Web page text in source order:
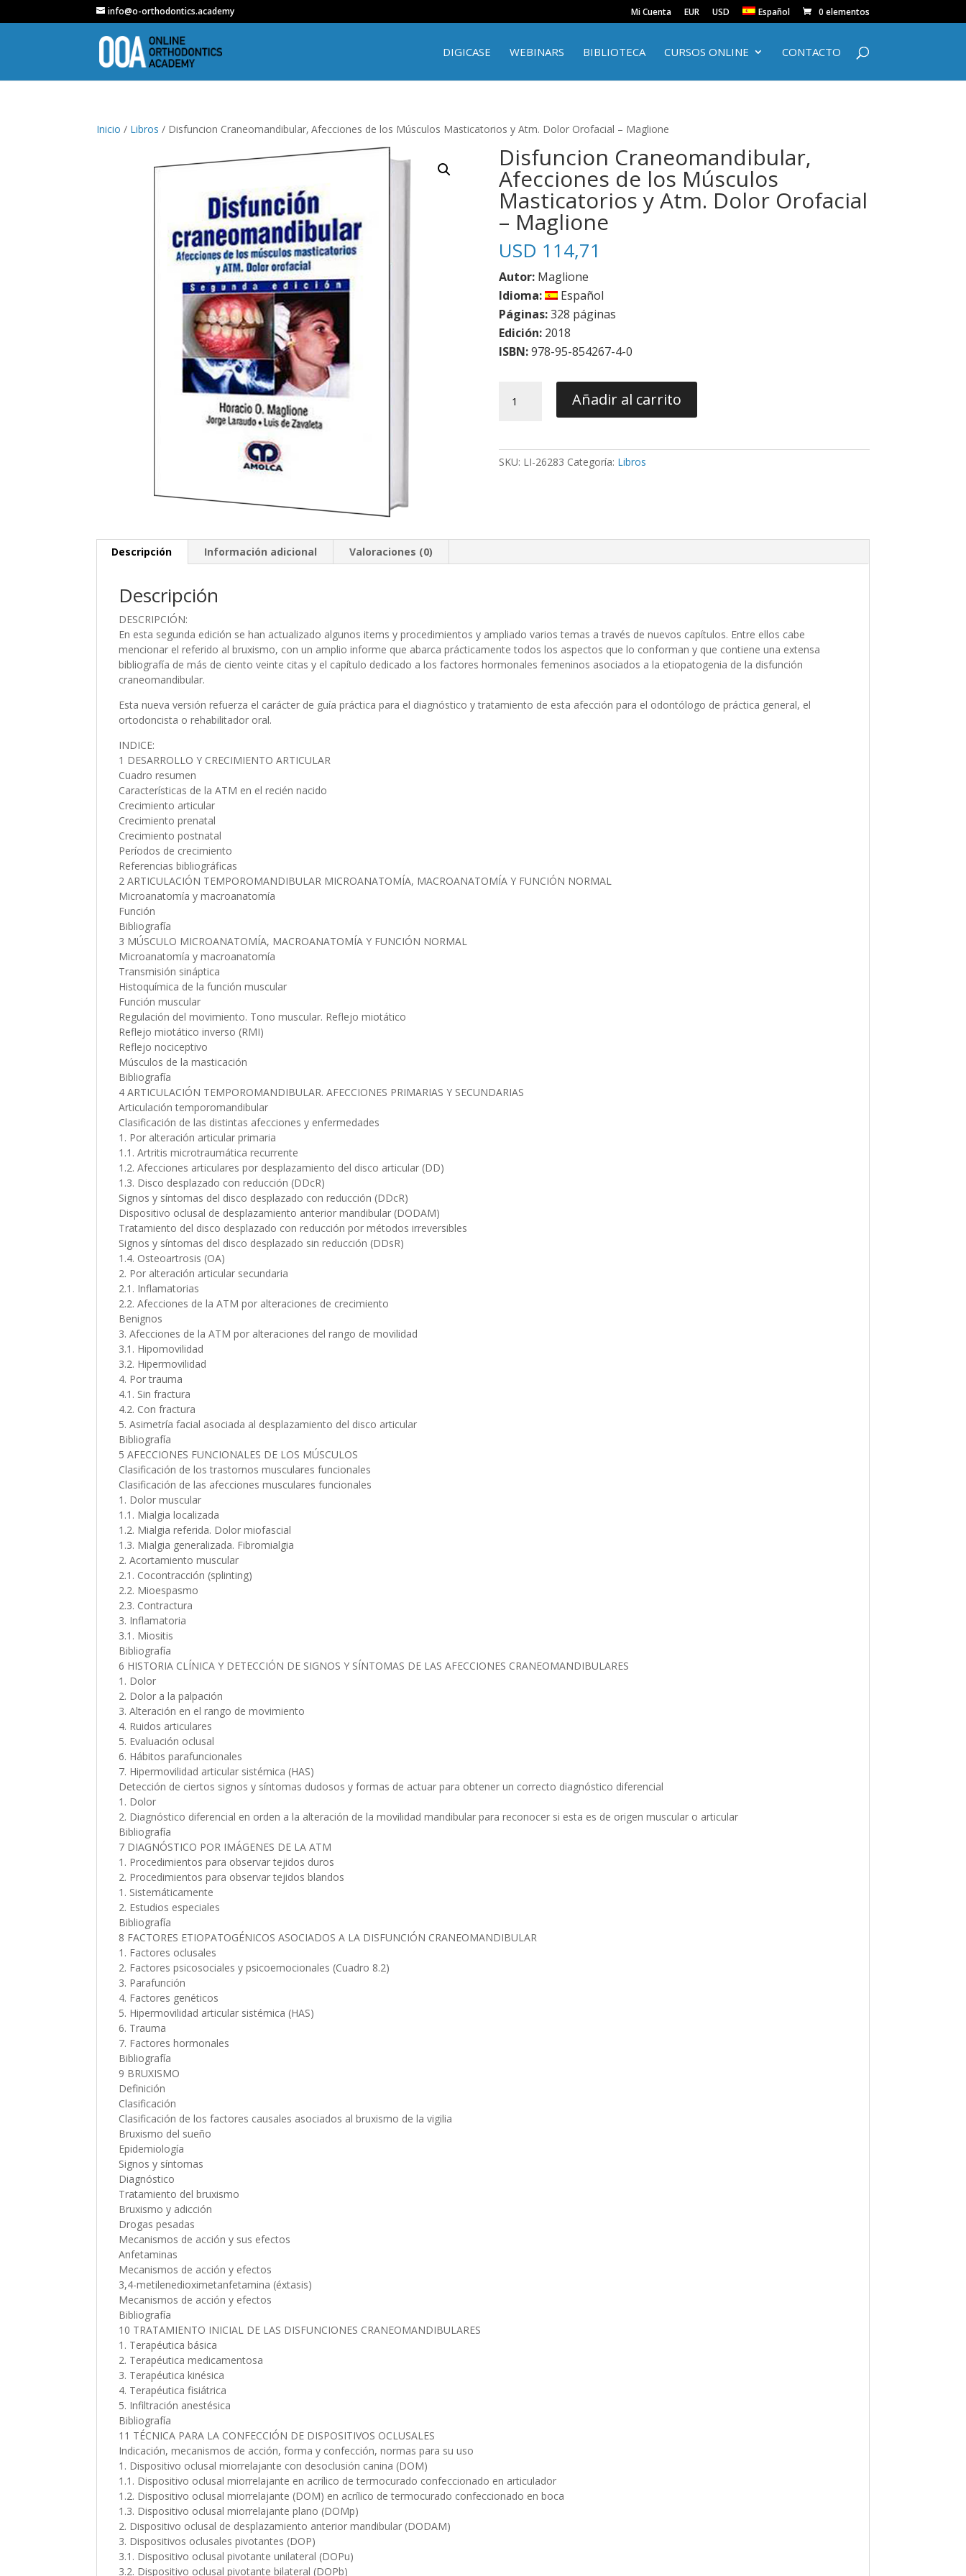
info@o-orthodontics.academy Mi Cuenta EUR USD Español 0 elementos
DIGICASE WEBINARS BIBLIOTECA CURSOS ONLINE CONTACTO
Inicio / Libros / Disfuncion Craneomandibular‚ Afecciones de los Músculos Masticatorios y Atm. Dolor Orofacial – Maglione
Disfuncion Craneomandibular‚
Afecciones de los Músculos
Masticatorios y Atm. Dolor Orofacial
– Maglione
USD 114,71
Autor:Maglione
Idioma:
Español
Páginas:328 páginas
Edición:2018
ISBN:978-95-854267-4-0
Craneomandibular‚
los
Músculos
Orofacial
Añadir al carrito
SKU: LI-26283 Categoría: Libros
Descripción Información adicional Valoraciones (0)
Descripción
DESCRIPCIÓN:
En esta segunda edición se han actualizado algunos items y procedimientos y ampliado varios temas a través de nuevos capítulos. Entre ellos cabe
mencionar el referido al bruxismo, con un amplio informe que abarca prácticamente todos los aspectos que lo conforman y que contiene una extensa
bibliografía de más de ciento veinte citas y el capítulo dedicado a los factores hormonales femeninos asociados a la etiopatogenia de la disfunción
craneomandibular.
Esta nueva versión refuerza el carácter de guía práctica para el diagnóstico y tratamiento de esta afección para el odontólogo de práctica general, el
ortodoncista o rehabilitador oral.
INDICE:
1 DESARROLLO Y CRECIMIENTO ARTICULAR
Cuadro resumen
Características de la ATM en el recién nacido
Crecimiento articular
Crecimiento prenatal
Crecimiento postnatal
Períodos de crecimiento
Referencias bibliográficas
2 ARTICULACIÓN TEMPOROMANDIBULAR MICROANATOMÍA, MACROANATOMÍA Y FUNCIÓN NORMAL
Microanatomía y macroanatomía
Función
Bibliografía
3 MÚSCULO MICROANATOMÍA, MACROANATOMÍA Y FUNCIÓN NORMAL
Microanatomía y macroanatomía
Transmisión sináptica
Histoquímica de la función muscular
Función muscular
Regulación del movimiento. Tono muscular. Reflejo miotático
Reflejo miotático inverso (RMI)
Reflejo nociceptivo
Músculos de la masticación
Bibliografía
4 ARTICULACIÓN TEMPOROMANDIBULAR. AFECCIONES PRIMARIAS Y SECUNDARIAS
Articulación temporomandibular
Clasificación de las distintas afecciones y enfermedades
1. Por alteración articular primaria
1.1. Artritis microtraumática recurrente
1.2. Afecciones articulares por desplazamiento del disco articular (DD)
1.3. Disco desplazado con reducción (DDcR)
Signos y síntomas del disco desplazado con reducción (DDcR)
Dispositivo oclusal de desplazamiento anterior mandibular (DODAM)
Tratamiento del disco desplazado con reducción por métodos irreversibles
Signos y síntomas del disco desplazado sin reducción (DDsR)
1.4. Osteoartrosis (OA)
2. Por alteración articular secundaria
2.1. Inflamatorias
2.2. Afecciones de la ATM por alteraciones de crecimiento
Benignos
3. Afecciones de la ATM por alteraciones del rango de movilidad
3.1. Hipomovilidad
3.2. Hipermovilidad
4. Por trauma
4.1. Sin fractura
4.2. Con fractura
5. Asimetría facial asociada al desplazamiento del disco articular
Bibliografía
5 AFECCIONES FUNCIONALES DE LOS MÚSCULOS
Clasificación de los trastornos musculares funcionales
Clasificación de las afecciones musculares funcionales
1. Dolor muscular
1.1. Mialgia localizada
1.2. Mialgia referida. Dolor miofascial
1.3. Mialgia generalizada. Fibromialgia
2. Acortamiento muscular
2.1. Cocontracción (splinting)
2.2. Mioespasmo
2.3. Contractura
3. Inflamatoria
3.1. Miositis
Bibliografía
6 HISTORIA CLÍNICA Y DETECCIÓN DE SIGNOS Y SÍNTOMAS DE LAS AFECCIONES CRANEOMANDIBULARES
1. Dolor
2. Dolor a la palpación
3. Alteración en el rango de movimiento
4. Ruidos articulares
5. Evaluación oclusal
6. Hábitos parafuncionales
7. Hipermovilidad articular sistémica (HAS)
Detección de ciertos signos y síntomas dudosos y formas de actuar para obtener un correcto diagnóstico diferencial
1. Dolor
2. Diagnóstico diferencial en orden a la alteración de la movilidad mandibular para reconocer si esta es de origen muscular o articular
Bibliografía
7 DIAGNÓSTICO POR IMÁGENES DE LA ATM
1. Procedimientos para observar tejidos duros
2. Procedimientos para observar tejidos blandos
1. Sistemáticamente
2. Estudios especiales
Bibliografía
8 FACTORES ETIOPATOGÉNICOS ASOCIADOS A LA DISFUNCIÓN CRANEOMANDIBULAR
1. Factores oclusales
2. Factores psicosociales y psicoemocionales (Cuadro 8.2)
3. Parafunción
4. Factores genéticos
5. Hipermovilidad articular sistémica (HAS)
6. Trauma
7. Factores hormonales
Bibliografía
9 BRUXISMO
Definición
Clasificación
Clasificación de los factores causales asociados al bruxismo de la vigilia
Bruxismo del sueño
Epidemiología
Signos y síntomas
Diagnóstico
Tratamiento del bruxismo
Bruxismo y adicción
Drogas pesadas
Mecanismos de acción y sus efectos
Anfetaminas
Mecanismos de acción y efectos
3,4-metilenedioximetanfetamina (éxtasis)
Mecanismos de acción y efectos
Bibliografía
10 TRATAMIENTO INICIAL DE LAS DISFUNCIONES CRANEOMANDIBULARES
1. Terapéutica básica
2. Terapéutica medicamentosa
3. Terapéutica kinésica
4. Terapéutica fisiátrica
5. Infiltración anestésica
Bibliografía
11 TÉCNICA PARA LA CONFECCIÓN DE DISPOSITIVOS OCLUSALES
Indicación, mecanismos de acción, forma y confección, normas para su uso
1. Dispositivo oclusal miorrelajante con desoclusión canina (DOM)
1.1. Dispositivo oclusal miorrelajante en acrílico de termocurado confeccionado en articulador
1.2. Dispositivo oclusal miorrelajante (DOM) en acrílico de termocurado confeccionado en boca
1.3. Dispositivo oclusal miorrelajante plano (DOMp)
2. Dispositivo oclusal de desplazamiento anterior mandibular (DODAM)
3. Dispositivos oclusales pivotantes (DOP)
3.1. Dispositivo oclusal pivotante unilateral (DOPu)
3.2. Dispositivo oclusal pivotante bilateral (DOPb)